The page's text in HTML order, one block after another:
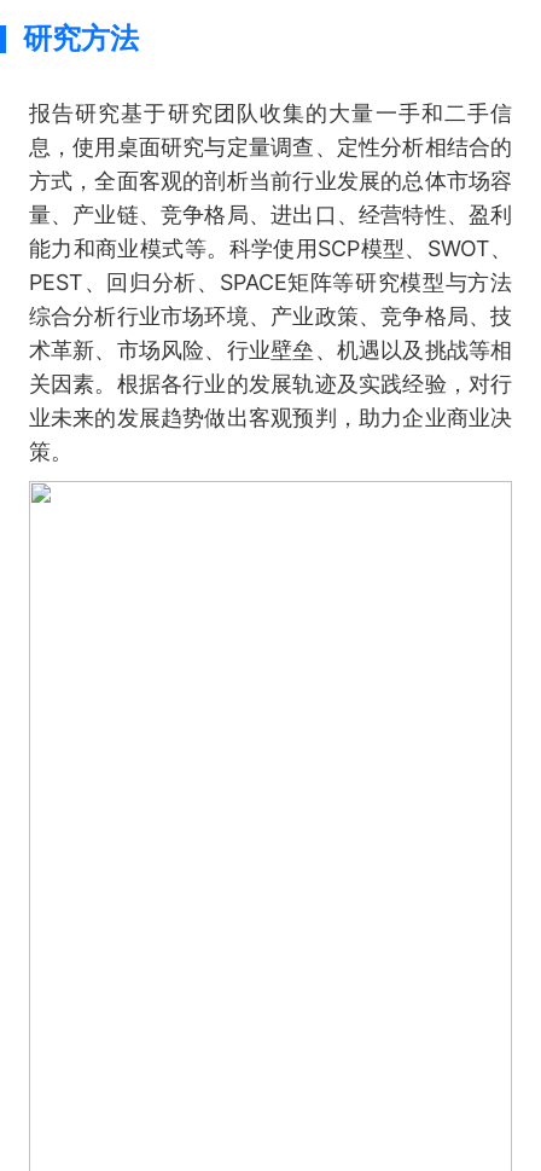
研究方法
报告研究基于研究团队收集的大量一手和二手信
息，使用桌面研究与定量调查、定性分析相结合的
方式，全面客观的剖析当前行业发展的总体市场容
量、产业链、竞争格局、进出口、经营特性、盈利
能力和商业模式等。科学使用SCP模型、SWOT、
PEST、回归分析、SPACE矩阵等研究模型与方法
综合分析行业市场环境、产业政策、竞争格局、技
术革新、市场风险、行业壁垒、机遇以及挑战等相
关因素。根据各行业的发展轨迹及实践经验，对行
业未来的发展趋势做出客观预判，助力企业商业决
策。